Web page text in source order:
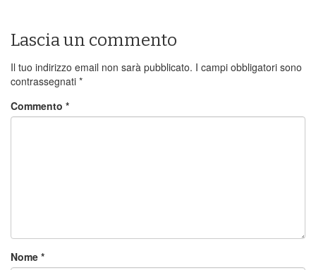
Lascia un commento
Il tuo indirizzo email non sarà pubblicato. I campi obbligatori sono
contrassegnati *
Commento *
Nome *